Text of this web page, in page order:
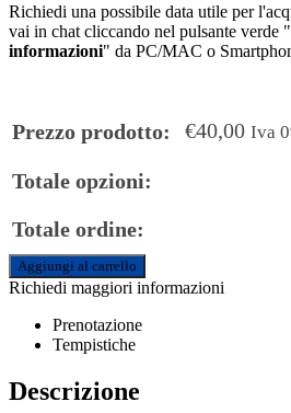
Richiedi una possibile data utile per
vai in chat cliccando nel pulsante verde "
informazioni" da PC/MAC o
Prezzo prodotto: €40,00 Iva
Totale opzioni:
Totale ordine:
Aggiungi al carrello
Richiedi maggiori informazioni
Prenotazione
Tempistiche
Descrizione